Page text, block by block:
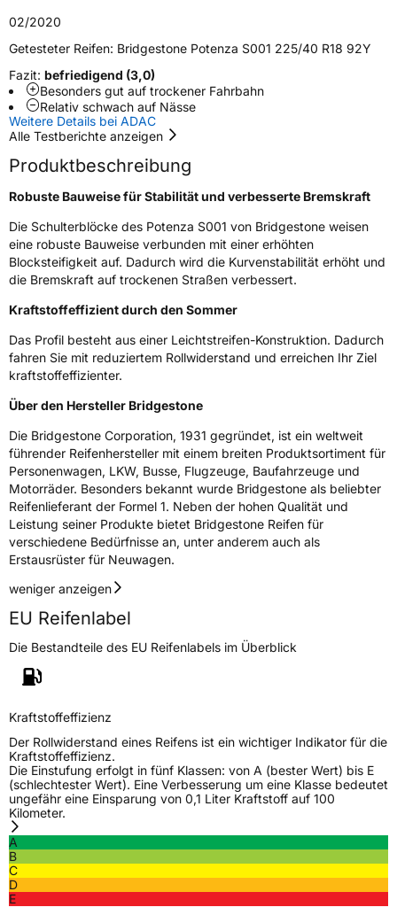
ZustandNeureifen
VerstärktXL
RunflatRFT
Empfohlen für BMW *
EffizienzC
NasshaftungB
Rollgeräusch (dB)
FahrzeugklasseC1
3PMSF / Schneeflockensymbol / Alpine-SymbolNein
Eisgrip Nein
EPREL ID381627
Allgemeine Produktsicherheit (GPSR)
HerstellerkontaktBRIDGESTONE EU NV/SA, Via del Fosso del
Salceto 13/15 00128 Rome Italien,
market.surveillance@bridgestone.eu
02/2020
Getesteter Reifen: Bridgestone Potenza S001 225/40 R18 92Y
Fazit: befriedigend (3,0)
Besonders gut auf trockener Fahrbahn
Relativ schwach auf Nässe
Weitere Details bei ADAC
Alle Testberichte anzeigen
Produktbeschreibung
Robuste Bauweise für Stabilität und verbesserte Bremskraft
Die Schulterblöcke des Potenza S001 von Bridgestone weisen
eine robuste Bauweise verbunden mit einer erhöhten
Blocksteifigkeit auf. Dadurch wird die Kurvenstabilität erhöht und
die Bremskraft auf trockenen Straßen verbessert.
Kraftstoffeffizient durch den Sommer
Das Profil besteht aus einer Leichtstreifen-Konstruktion. Dadurch
fahren Sie mit reduziertem Rollwiderstand und erreichen Ihr Ziel
kraftstoffeffizienter.
Über den Hersteller Bridgestone
Die Bridgestone Corporation, 1931 gegründet, ist ein weltweit
führender Reifenhersteller mit einem breiten Produktsortiment für
Personenwagen, LKW, Busse, Flugzeuge, Baufahrzeuge und
Motorräder. Besonders bekannt wurde Bridgestone als beliebter
Reifenlieferant der Formel 1. Neben der hohen Qualität und
Leistung seiner Produkte bietet Bridgestone Reifen für
verschiedene Bedürfnisse an, unter anderem auch als
Erstausrüster für Neuwagen.
weniger anzeigen
EU Reifenlabel
Die Bestandteile des EU Reifenlabels im Überblick
Kraftstoffeffizienz
Der Rollwiderstand eines Reifens ist ein wichtiger Indikator für die
Kraftstoffeffizienz.
Die Einstufung erfolgt in fünf Klassen: von A (bester Wert) bis E
(schlechtester Wert). Eine Verbesserung um eine Klasse bedeutet
ungefähr eine Einsparung von 0,1 Liter Kraftstoff auf 100
Kilometer.
A
B
C
D
E